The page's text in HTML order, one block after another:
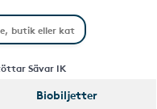
Sävar IK
Biobiljetter